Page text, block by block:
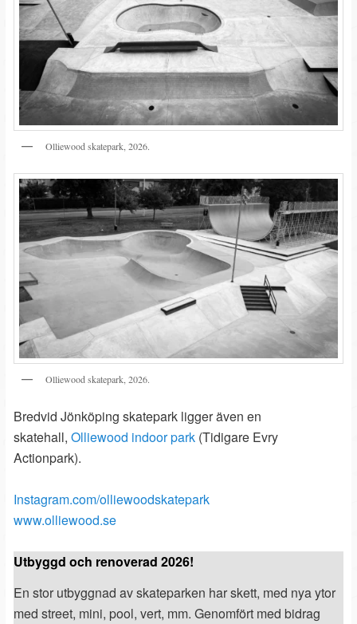
Olliewood skatepark, 2026.
Olliewood skatepark, 2026.
Bredvid Jönköping skatepark ligger även en
skatehall,Olliewood indoor park (Tidigare Evry
Actionpark).
Instagram.com/olliewoodskatepark
www.olliewood.se
Utbyggd och renoverad 2026!
En stor utbyggnad av skateparken har skett, med nya ytor
med street, mini, pool, vert, mm. Genomfört med bidrag